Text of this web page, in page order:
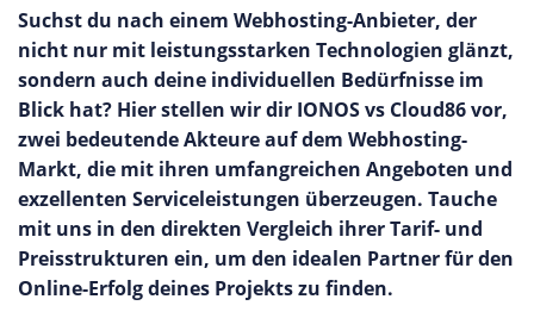
Suchst du nach einem Webhosting-Anbieter, der
nicht nur mit leistungsstarken Technologien glänzt,
sondern auch deine individuellen Bedürfnisse im
Blick hat? Hier stellen wir dir IONOS vs Cloud86 vor,
zwei bedeutende Akteure auf dem Webhosting-
Markt, die mit ihren umfangreichen Angeboten und
exzellenten Serviceleistungen überzeugen. Tauche
mit uns in den direkten Vergleich ihrer Tarif- und
Preisstrukturen ein, um den idealen Partner für den
Online-Erfolg deines Projekts zu finden.